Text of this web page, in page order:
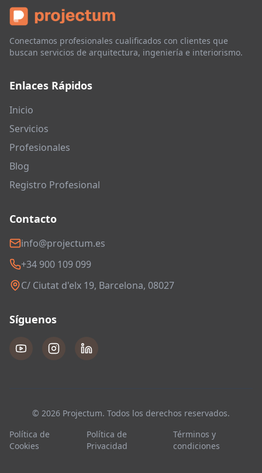
Conectamos profesionales cualificados con clientes que
buscan servicios de arquitectura, ingeniería e interiorismo.
Enlaces Rápidos
Inicio
Servicios
Profesionales
Blog
Registro Profesional
Contacto
info@projectum.es
+34 900 109 099
C/ Ciutat d'elx 19, Barcelona, 08027
Síguenos
© 2026 Projectum. Todos los derechos reservados.
Política de
Cookies
Política de
Privacidad
Términos y
condiciones